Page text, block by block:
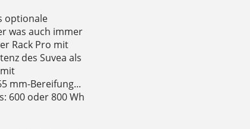
optionale
was auch immer
Rack Pro mit
des Suvea als
mm-Bereifung...
600 oder 800 Wh